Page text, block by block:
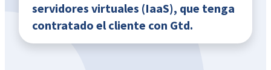
servidores virtuales (IaaS), que tenga
contratado el cliente con Gtd.